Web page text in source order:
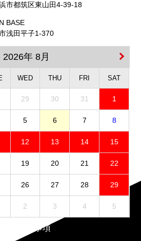
市都筑区東山田4-39-18
BASE
浅田平子1-370
2026年 8月
WED THU FRI SAT
29 30 31 1
5 6 7 8
12 13 14 15
19 20 21 22
26 27 28 29
2 3 4 5
免責事項